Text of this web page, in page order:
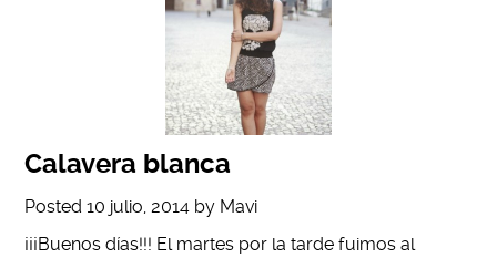
Calavera blanca
Posted10 julio, 2014 by Mavi
¡¡¡Buenos días!!! El martes por la tarde fuimos al